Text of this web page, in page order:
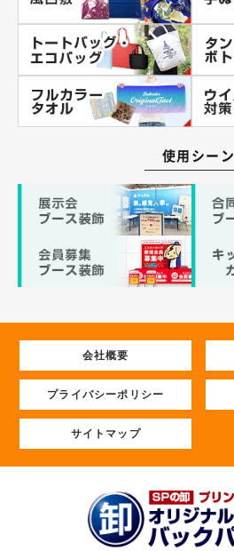
使用シーン
会社概要
プライバシーポリシー
サイトマップ